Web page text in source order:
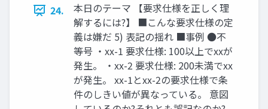
24.
本日のテーマ 【要求仕様を正しく理
解するには?】 ■こんな要求仕様の定
義は嫌だ 5) 表記の揺れ ■事例 ●不
等号 ・xx-1 要求仕様: 100以上でxxが
発生。 ・xx-2 要求仕様: 200未満でxx
が発生。 xx-1とxx-2の要求仕様で条
件のしきい値が異なっている。 意図